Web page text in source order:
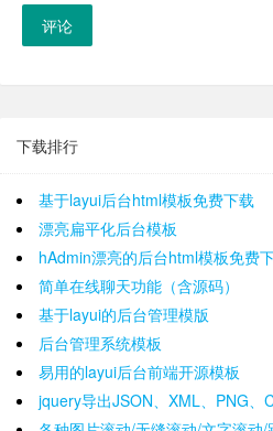
评论
下载排行
基于layui后台html模板免费下载
漂亮扁平化后台模板
hAdmin漂亮的后台html模板免费
简单在线聊天功能（含源码）
基于layui的后台管理模版
后台管理系统模板
易用的layui后台前端开源模板
jquery导出JSON、XML、PNG、CSV、